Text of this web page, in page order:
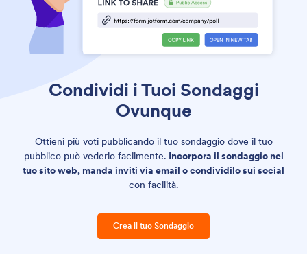
Condividi i Tuoi Sondaggi
Ovunque
Ottieni più voti pubblicando il tuo sondaggio dove il tuo
pubblico può vederlo facilmente. Incorpora il sondaggio nel
tuo sito web, manda inviti via email o condividilo sui social
con facilità.
Crea il tuo Sondaggio